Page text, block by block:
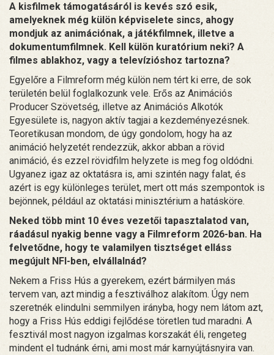
A kisfilmek támogatásáról is kevés szó esik,
amelyeknek még külön képviselete sincs, ahogy
mondjuk az animációnak, a játékfilmnek, illetve a
dokumentumfilmnek. Kell külön kuratórium neki? A
filmes ablakhoz, vagy a televízióshoz tartozna?
Egyelőre a Filmreform még külön nem tért ki erre, de sok
területén belül foglalkozunk vele. Erős az Animációs
Producer Szövetség, illetve az Animációs Alkotók
Egyesülete is, nagyon aktív tagjai a kezdeményezésnek.
Teoretikusan mondom, de úgy gondolom, hogy ha az
animáció helyzetét rendezzük, akkor abban a rövid
animáció, és ezzel rövidfilm helyzete is meg fog oldódni.
Ugyanez igaz az oktatásra is, ami szintén nagy falat, és
azért is egy különleges terület, mert ott más szempontok is
bejönnek, például az oktatási minisztérium a hatásköre.
Neked több mint 10 éves vezetői tapasztalatod van,
ráadásul nyakig benne vagy a Filmreform 2026-ban. Ha
felvetődne, hogy te valamilyen tisztséget elláss
megújult NFI-ben, elvállalnád?
Nekem a Friss Hús a gyerekem, ezért bármilyen más
tervem van, azt mindig a fesztiválhoz alakítom. Úgy nem
szeretnék elindulni semmilyen irányba, hogy nem látom azt,
hogy a Friss Hús eddigi fejlődése töretlen tud maradni. A
fesztivál most nagyon izgalmas korszakát éli, rengeteg
mindent el tudnánk érni, ami most már karnyújtásnyira van.